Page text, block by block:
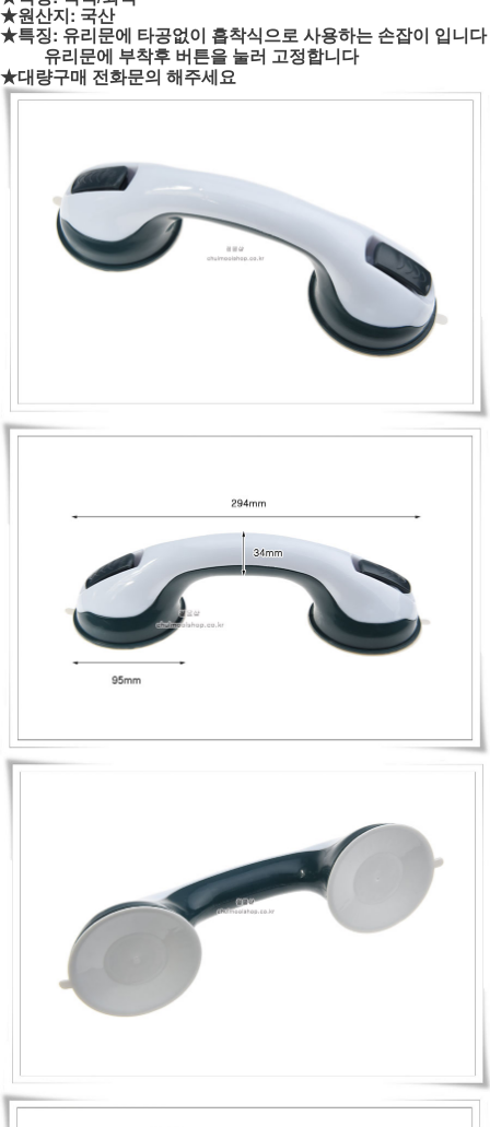
★원산지: 국산
★특징: 유리문에 타공없이 흡착식으로 사용하는 손잡이 입니다
유리문에 부착후 버튼을 눌러 고정합니다
★대량구매 전화문의 해주세요